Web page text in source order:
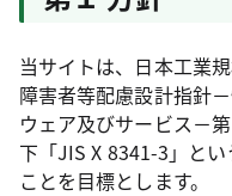
当サイトは、日本工業
障害者等配慮設計指針
ウェア及びサービス－
下「JIS X 8341-3」と
ことを目標とします。